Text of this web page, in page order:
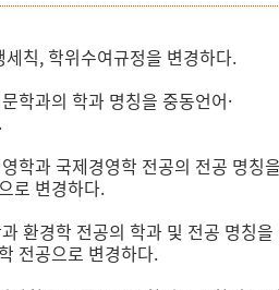
칙, 학위수여규정을 변경하다.
학과의 학과 명칭을 중동언어·
학과 국제경영학 전공의 전공 명칭
로 변경하다.
환경학 전공의 학과 및 전공 명칭을
전공으로 변경하다.